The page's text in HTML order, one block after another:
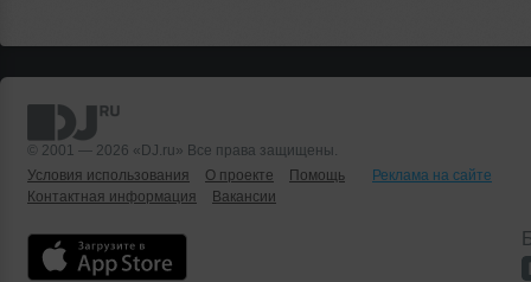
© 2001 — 2026 «DJ.ru» Все права защищены.
Условия использования
О проекте Помощь
Реклама на сайте
Контактная информация
Вакансии